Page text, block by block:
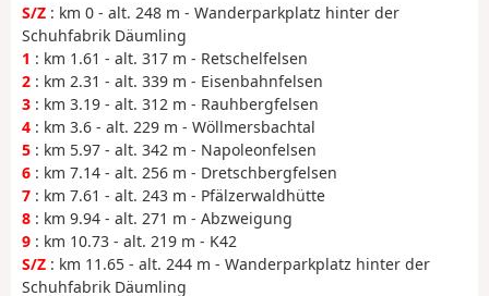
S/Z : km 0 - alt. 248 m - Wanderparkplatz hinter der
Schuhfabrik Däumling
1 : km 1.61 - alt. 317 m - Retschelfelsen
2 : km 2.31 - alt. 339 m - Eisenbahnfelsen
3 : km 3.19 - alt. 312 m - Rauhbergfelsen
4 : km 3.6 - alt. 229 m - Wöllmersbachtal
5 : km 5.97 - alt. 342 m - Napoleonfelsen
6 : km 7.14 - alt. 256 m - Dretschbergfelsen
7 : km 7.61 - alt. 243 m - Pfälzerwaldhütte
8 : km 9.94 - alt. 271 m - Abzweigung
9 : km 10.73 - alt. 219 m - K42
S/Z : km 11.65 - alt. 244 m - Wanderparkplatz hinter der
Schuhfabrik Däumling